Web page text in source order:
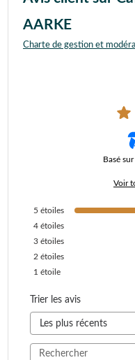
AARKE
Charte de gestion et
Basé sur
Voir
5 étoiles
4 étoiles
3 étoiles
2 étoiles
1 étoile
Trier les avis